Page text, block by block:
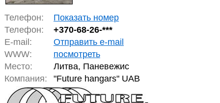
Телефон:
Показать номер
Телефон:
+370-68-26-***
E-mail:
Отправить e-mail
WWW:
посмотреть
Место:
Литва, Паневежис
Компания:
"Future hangars" UAB